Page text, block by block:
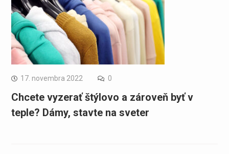
17. novembra 2022 0
Chcete vyzerať štýlovo a zároveň byť v
teple? Dámy, stavte na sveter